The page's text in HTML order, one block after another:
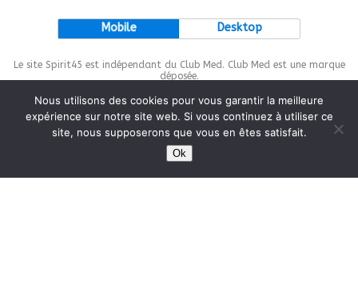
Mobile Desktop
Le site Spirit45 est indépendant du Club Med. Club Med est une marque
déposée.
This site is protected bywp-copyrightpro.com
Nous utilisons des cookies pour vous garantir la meilleure
expérience sur notre site web. Si vous continuez à utiliser ce
site, nous supposerons que vous en êtes satisfait.
Ok